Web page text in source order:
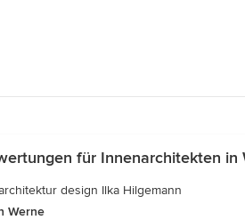
für Innenarchitekten in
design Ilka Hilgemann
Werne